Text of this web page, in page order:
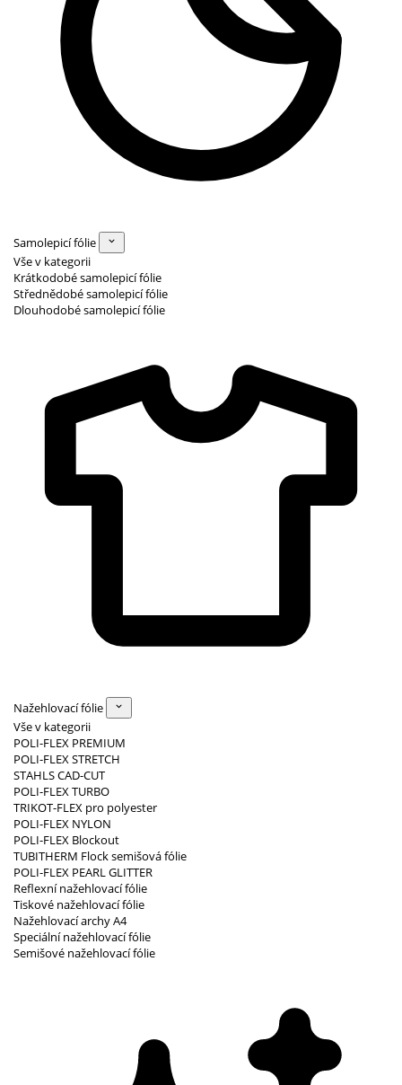
Samolepicí fólie
Vše v kategorii
Krátkodobé samolepicí fólie
Střednědobé samolepicí fólie
Dlouhodobé samolepicí fólie
Nažehlovací fólie
Vše v kategorii
POLI-FLEX PREMIUM
POLI-FLEX STRETCH
STAHLS CAD-CUT
POLI-FLEX TURBO
TRIKOT-FLEX pro polyester
POLI-FLEX NYLON
POLI-FLEX Blockout
TUBITHERM Flock semišová fólie
POLI-FLEX PEARL GLITTER
Reflexní nažehlovací fólie
Tiskové nažehlovací fólie
Nažehlovací archy A4
Speciální nažehlovací fólie
Semišové nažehlovací fólie